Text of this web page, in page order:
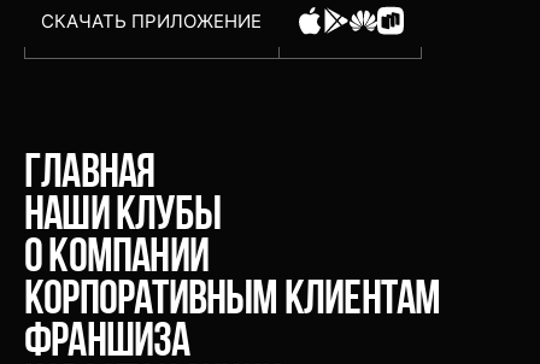
СКАЧАТЬ ПРИЛОЖЕНИЕ
главная
Наши клубы
О компании
Корпоративным клиентам
Франшиза